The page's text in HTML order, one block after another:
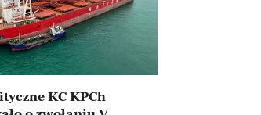
KC KPCh